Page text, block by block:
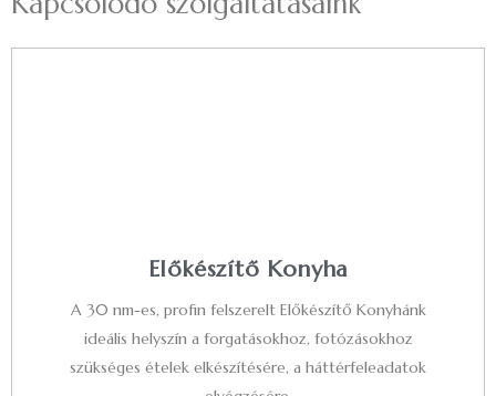
Előkészítő Konyha
A 30 nm-es, profin felszerelt Előkészítő Konyhánk
ideális helyszín a forgatásokhoz, fotózásokhoz
szükséges ételek elkészítésére, a háttérfeleadatok